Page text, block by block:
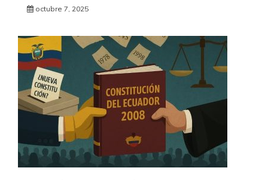
octubre 7, 2025